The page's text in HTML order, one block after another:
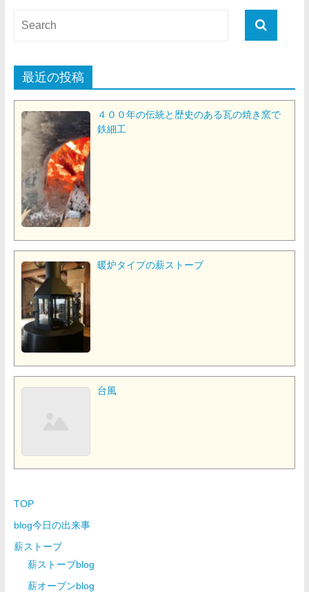
最近の投稿
４００年の伝統と歴史のある瓦の焼き窯で
鉄細工
暖炉タイプの薪ストーブ
台風
TOP
blog今日の出来事
薪ストーブ
薪ストーブblog
薪オーブンblog